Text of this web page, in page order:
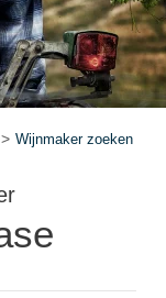
Wijnmaker zoeken